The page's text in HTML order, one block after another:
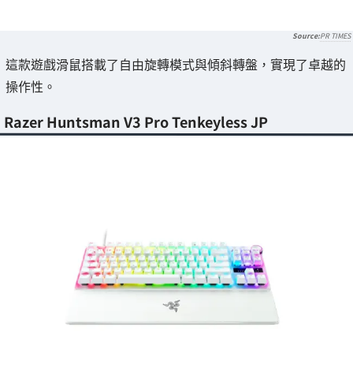
PR TIMES
這款遊戲滑鼠搭載了自由旋轉模式與傾斜轉盤，實現了卓越的
操作性。
Razer Huntsman V3 Pro Tenkeyless JP